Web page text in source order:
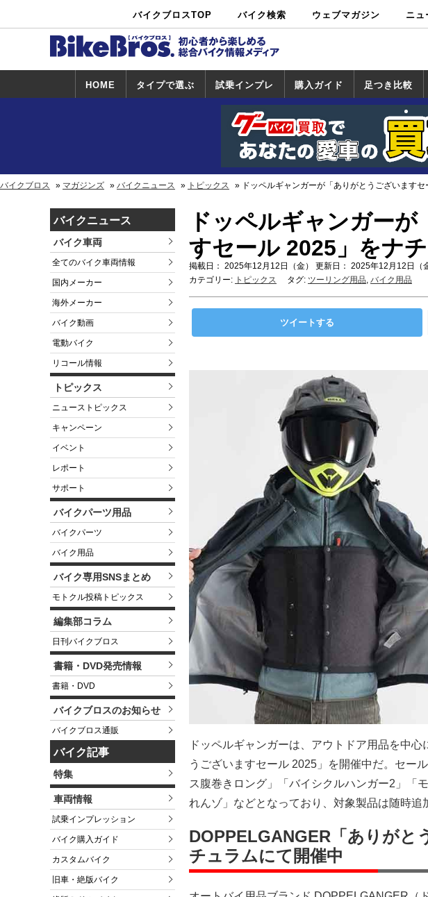
バイクブロスTOP バイク検索
中古バイ
ク・新車検
カタログ検
索
ショップ検
索
ウェブマガジン ニュ
HOME タイプで選ぶ 試乗インプレ
試乗インプレ
一覧
ホンダ
ヤマハ
スズキ
カワサキ
ハーレー
BMW
トライアンフ
ドゥカティ
購入ガイド
一覧
足つき比較
バイクブロス マガジンズ バイクニュース トピックス ドッペルギャンガーが「ありがとうございます
バイクニュース
バイク車両
全てのバイク車両情報
国内メーカー
海外メーカー
バイク動画
電動バイク
リコール情報
トピックス
ニューストピックス
キャンペーン
イベント
レポート
サポート
バイクパーツ用品
バイクパーツ
バイク用品
バイク専用SNSまとめ
モトクル投稿トピックス
編集部コラム
日刊バイクブロス
書籍・DVD発売情報
書籍・DVD
バイクブロスのお知らせ
バイクブロス通販
バイク記事
特集
車両情報
試乗インプレッション
バイク購入ガイド
カスタムバイク
旧車・絶版バイク
ドッペルギャンガー
すセール 2025」をナ
掲載日： 2025年12月12日（金） 更新日： 2025年12月12日（
カテゴリー: トピックス タグ: ツーリング用品, バイク用品
ツイートする
ドッペルギャンガーは、アウトドア用品を中
うございますセール 2025」を開催中だ。セー
ス腹巻きロング」「バイシクルハンガー2」「
れんゾ」などとなっており、対象製品は随時追
DOPPELGANGER「ありがと
チュラムにて開催中